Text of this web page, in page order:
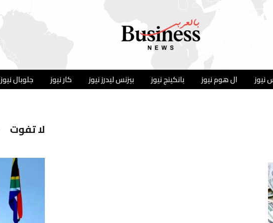
نيوز ال هوم نيوز بانكينج نيوز بيزنس ليدرز نيوز كار نيوز جلوبال نيوز
لا تفوت